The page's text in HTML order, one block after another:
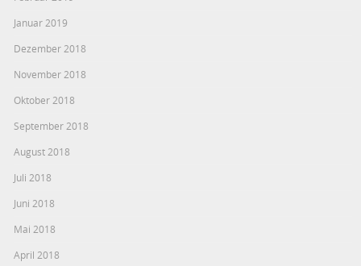
Januar 2019
Dezember 2018
November 2018
Oktober 2018
September 2018
August 2018
Juli 2018
Juni 2018
Mai 2018
April 2018